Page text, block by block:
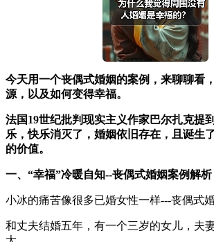
今天用一个丧偶式婚姻的案例，来聊聊看
源，以及如何变得幸福。
法国19世纪批判现实主义作家巴尔扎克提
乐，快乐消灭了，婚姻依旧存在，且诞生
的价值。
一、“幸福”冷暖自知--丧偶式婚姻案例解析
小冰的痛苦像很多已婚女性一样---丧偶式婚
和丈夫结婚五年，有一个三岁的女儿，夫